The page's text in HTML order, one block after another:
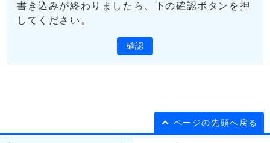
書き込みが終わりましたら、下の確認ボタンを押
してください。
確認
ページの先頭へ戻る